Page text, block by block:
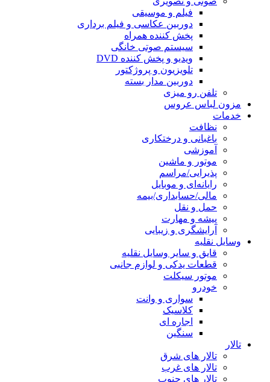
فیلم و موسیقی
دوربین عکاسی و فیلم برداری
پخش کننده همراه
سیستم صوتی خانگی
ویدیو و پخش کننده DVD
تلویزیون و پروژکتور
دوربین مدار بسته
تلفن رو میزی
مزون لباس عروس
خدمات
نظافت
باغبانی و درختکاری
آموزشی
موتور و ماشین
پذیرایی/مراسم
رایانه‌ای و موبایل
مالی/حسابداری/بیمه
حمل و نقل
پیشه و مهارت
آرایشگری و زیبایی
وسایل نقلیه
قایق و سایر وسایل نقلیه
قطعات یدکی و لوازم جانبی
موتور سیکلت
خودرو
سواری و وانت
کلاسیک
اجاره ای
سنگین
تالار
تالار های شرق
تالار های غرب
تالار های جنوب